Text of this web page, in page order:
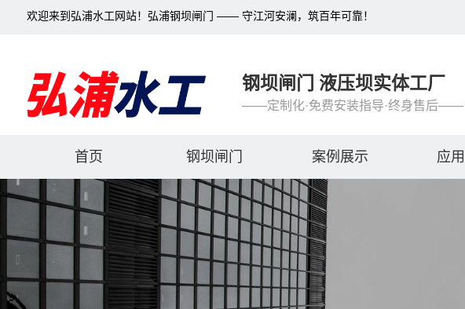
欢迎来到弘浦水工网站！弘浦钢坝闸门 —— 守江河安澜，筑百年可靠！
钢坝闸门 液压坝实体工厂
——定制化·免费安装指导·终身售后——
首页 钢坝闸门 案例展示 应